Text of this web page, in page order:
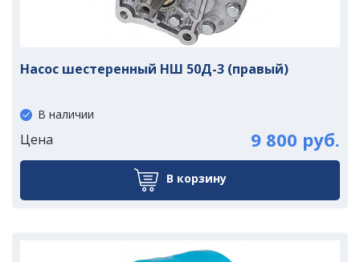
Насос шестеренный НШ 50Д-3 (правый)
В наличии
Цена 9 800 руб.
В корзину